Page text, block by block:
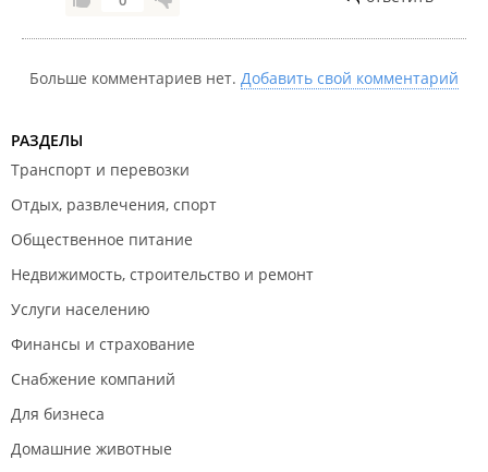
Больше комментариев нет. Добавить свой комментарий
РАЗДЕЛЫ
Транспорт и перевозки
Отдых, развлечения, спорт
Общественное питание
Недвижимость, строительство и ремонт
Услуги населению
Финансы и страхование
Снабжение компаний
Для бизнеса
Домашние животные